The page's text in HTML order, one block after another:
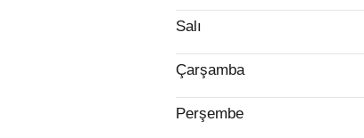
Salı
Çarşamba
Perşembe